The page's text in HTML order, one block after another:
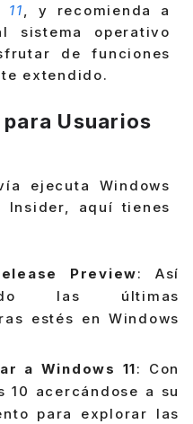
, y recomienda a
sistema operativo
de funciones
extendido.
Usuarios
ejecuta Windows
aquí tienes
Preview: Así
las últimas
estés en Windows
a Windows 11: Con
10 acercándose a su
para explorar las